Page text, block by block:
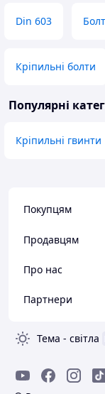
Din 603
Кріпильні болти
Популярні
Кріпильні гвинти
Покупцям
Продавцям
Про нас
Партнери
Тема - світла